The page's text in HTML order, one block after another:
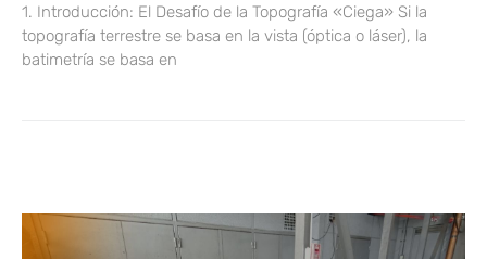
1. Introducción: El Desafío de la Topografía «Ciega» Si la
topografía terrestre se basa en la vista (óptica o láser), la
batimetría se basa en